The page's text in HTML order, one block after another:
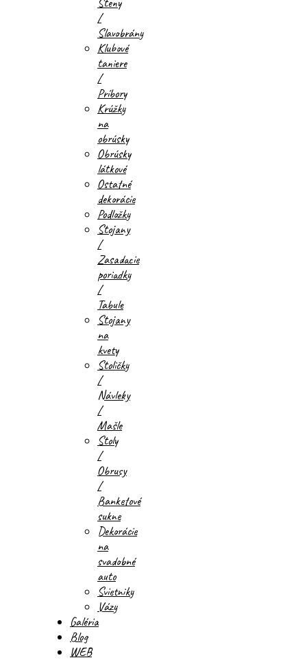
/
Slavobrány
Klubové
taniere
/
Príbory
Krúžky
na
obrúsky
Obrúsky
látkové
Ostatné
dekorácie
Podložky
Stojany
/
Zasadacie
poriadky
/
Tabule
Stojany
na
kvety
Stoličky
/
Návleky
/
Mašle
Stoly
/
Obrusy
/
Banketové
sukne
Dekorácie
na
svadobné
auto
Svietniky
Vázy
Galéria
Blog
WEB